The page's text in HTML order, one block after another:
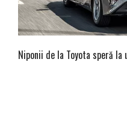
Niponii de la Toyota speră la